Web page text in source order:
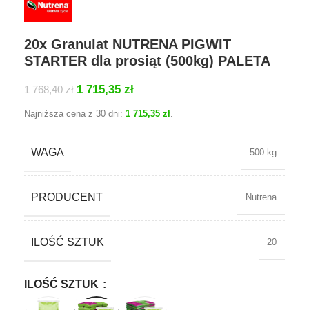
20x Granulat NUTRENA PIGWIT
STARTER dla prosiąt (500kg) PALETA
1 768,40zł 1 715,35 zł
Najniższa cena z 30 dni: 1 715,35 zł
WAGA 500 kg
PRODUCENT Nutrena
ILOŚĆ SZTUK 20
ILOŚĆ SZTUK